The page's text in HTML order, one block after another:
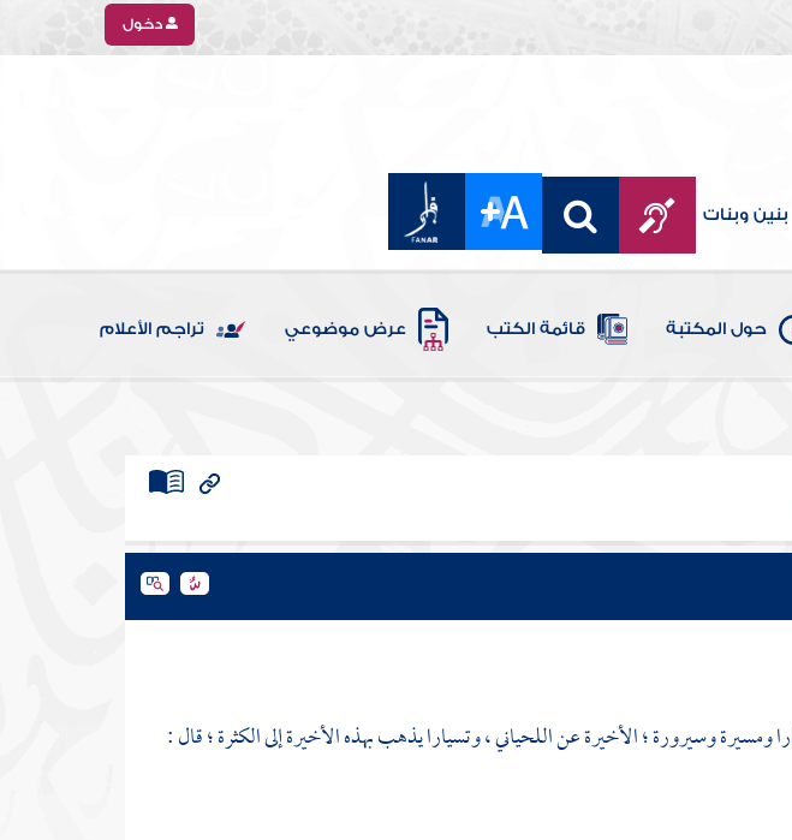
دخول
بنين وبنات
حول المكتبة قائمة الكتب عرض موضوعي تراجم الأعلام
ومسيرة وسيرورة ؛ الأخيرة عناللحياني، وتسيارا يذهب بهذه الأخيرة إلى الكثرة ؛ قال :